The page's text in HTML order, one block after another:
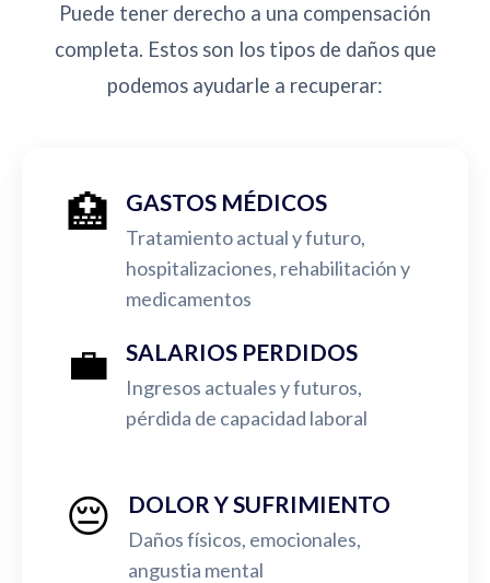
Puede tener derecho a una compensación
completa. Estos son los tipos de daños que
podemos ayudarle a recuperar:
🏥 GASTOS MÉDICOS
Tratamiento actual y futuro,
hospitalizaciones, rehabilitación y
medicamentos
💼 SALARIOS PERDIDOS
Ingresos actuales y futuros,
pérdida de capacidad laboral
😔 DOLOR Y SUFRIMIENTO
Daños físicos, emocionales,
angustia mental